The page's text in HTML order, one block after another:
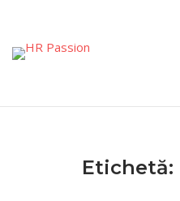
content
Etichetă: